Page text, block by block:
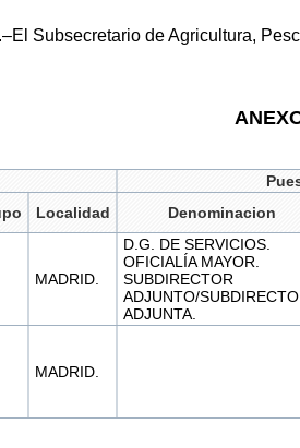
Subsecretario de Agricultura,
Localidad Denominacion
MADRID.
D.G. DE SERVICIOS.
OFICIALÍA MAYOR.
SUBDIRECTOR
ADJUNTO/
ADJUNTA.
MADRID.